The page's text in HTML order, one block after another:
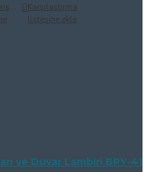
Karşılaştırma
listesine ekle
ve Duvar Lambiri BPY-41